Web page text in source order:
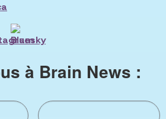
à Brain News :